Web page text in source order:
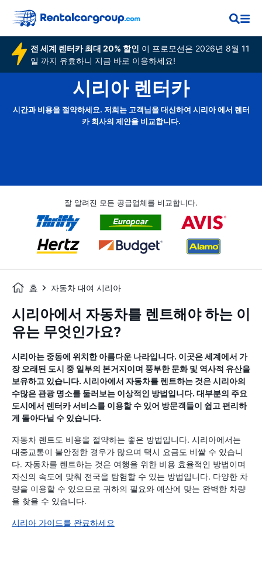
전 세계 렌터카 최대 20% 할인 이 프로모션은 2026년 8월 11
일 까지 유효하니 지금 바로 이용하세요!
시리아 렌터카
시간과 비용을 절약하세요. 저희는 고객님을 대신하여 시리아 에서 렌터
카 회사의 제안을 비교합니다.
잘 알려진 모든 공급업체를 비교합니다.
홈 자동차 대여 시리아
시리아에서 자동차를 렌트해야 하는 이
유는 무엇인가요?
시리아는 중동에 위치한 아름다운 나라입니다. 이곳은 세계에서 가
장 오래된 도시 중 일부의 본거지이며 풍부한 문화 및 역사적 유산을
보유하고 있습니다. 시리아에서 자동차를 렌트하는 것은 시리아의
수많은 관광 명소를 둘러보는 이상적인 방법입니다. 대부분의 주요
도시에서 렌터카 서비스를 이용할 수 있어 방문객들이 쉽고 편리하
게 돌아다닐 수 있습니다.
자동차 렌트도 비용을 절약하는 좋은 방법입니다. 시리아에서는
대중교통이 불안정한 경우가 많으며 택시 요금도 비쌀 수 있습니
다. 자동차를 렌트하는 것은 여행을 위한 비용 효율적인 방법이며
자신의 속도에 맞춰 전국을 탐험할 수 있는 방법입니다. 다양한 차
량을 이용할 수 있으므로 귀하의 필요와 예산에 맞는 완벽한 차량
을 찾을 수 있습니다.
시리아 가이드를 완료하세요